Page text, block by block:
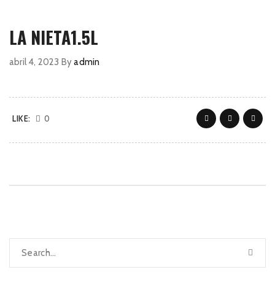
LA NIETA1.5L
abril 4, 2023 Byadmin
LIKE: 0